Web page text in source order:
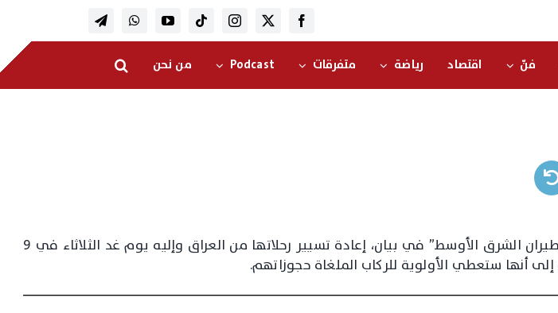
فنّ اقتصاد رياضة متفرقات Podcast من نحن
أعلنت شركة “طيران الشرق الأوسط” في بيان، إعادة تسيير رحلاتها من العراق وإليه يوم غد الثلاثاء في 9
إلى أنها ستعطي الأولوية للركاب الملغاة حجوزاتهم.